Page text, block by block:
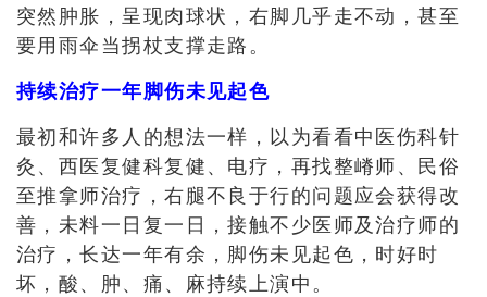
突然肿胀，呈现肉球状，右脚几乎走不动，甚至
要用雨伞当拐杖支撑走路。
持续治疗一年脚伤未见起色
最初和许多人的想法一样，以为看看中医伤科针
灸、西医复健科复健、电疗，再找整嵴师、民俗
至推拿师治疗，右腿不良于行的问题应会获得改
善，未料一日复一日，接触不少医师及治疗师的
治疗，长达一年有余，脚伤未见起色，时好时
坏，酸、肿、痛、麻持续上演中。